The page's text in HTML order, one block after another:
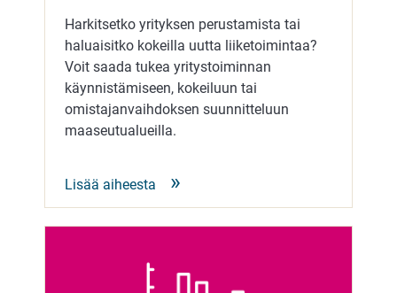
Harkitsetko yrityksen perustamista tai
haluaisitko kokeilla uutta liiketoimintaa?
Voit saada tukea yritystoiminnan
käynnistämiseen, kokeiluun tai
omistajanvaihdoksen suunnitteluun
maaseutualueilla.
Lisää aiheesta